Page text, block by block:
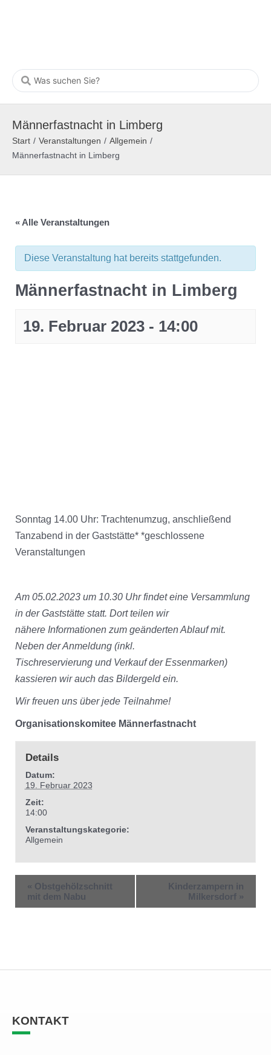
Männerfastnacht in Limberg
Start / Veranstaltungen / Allgemein /
Männerfastnacht in Limberg
« Alle Veranstaltungen
Diese Veranstaltung hat bereits stattgefunden.
Männerfastnacht in Limberg
19. Februar 2023 - 14:00
Sonntag 14.00 Uhr: Trachtenumzug, anschließend
Tanzabend in der Gaststätte* *geschlossene
Veranstaltungen
Am 05.02.2023 um 10.30 Uhr findet eine Versammlung
in der Gaststätte statt. Dort teilen wir
nähere Informationen zum geänderten Ablauf mit.
Neben der Anmeldung (inkl.
Tischreservierung und Verkauf der Essenmarken)
kassieren wir auch das Bildergeld ein.
Wir freuen uns über jede Teilnahme!
Organisationskomitee Männerfastnacht
Details
Datum:
19. Februar 2023
Zeit:
14:00
Veranstaltungskategorie:
Allgemein
« Obstgehölzschnitt
mit dem Nabu
Kinderzampern in
Milkersdorf »
KONTAKT